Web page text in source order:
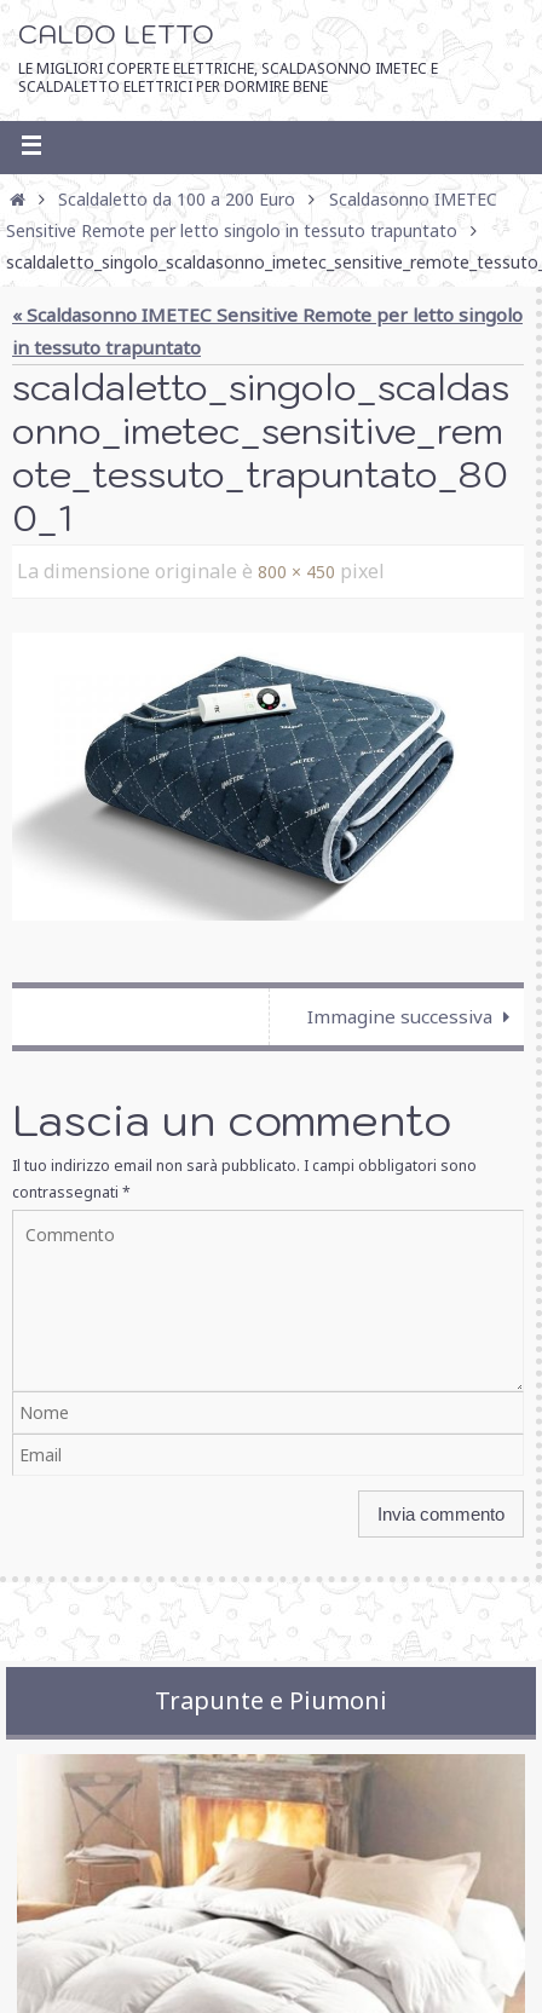
CALDO LETTO
LE MIGLIORI COPERTE ELETTRICHE, SCALDASONNO IMETEC E
SCALDALETTO ELETTRICI PER DORMIRE BENE
Scaldaletto da 100 a 200 Euro
Scaldasonno IMETEC
Sensitive Remote per letto singolo in tessuto trapuntato
« Scaldasonno IMETEC Sensitive Remote per letto singolo
in tessuto trapuntato
scaldaletto_singolo_scaldas
onno_imetec_sensitive_rem
ote_tessuto_trapuntato_80
0_1
La dimensione originale è 800 × 450 pixel
Immagine successiva
Lascia un commento
Il tuo indirizzo email non sarà pubblicato. I campi obbligatori sono
contrassegnati *
Trapunte e Piumoni